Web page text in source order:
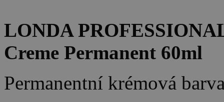
LONDA
Creme Permanent 60ml
Permanentní krémová